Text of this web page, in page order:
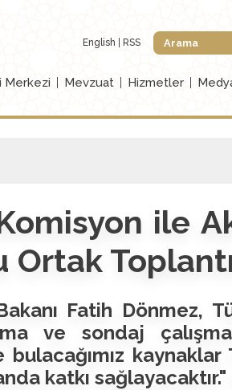
English RSS
Merkezi Mevzuat Hizmetler
ile
Fatih Dönmez,
ve sondaj
katkı